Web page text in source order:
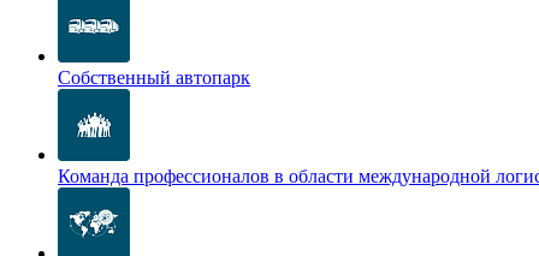
Собственный автопарк
Команда профессионалов в области международной